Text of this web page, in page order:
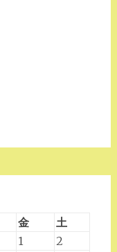
金
土
1
2